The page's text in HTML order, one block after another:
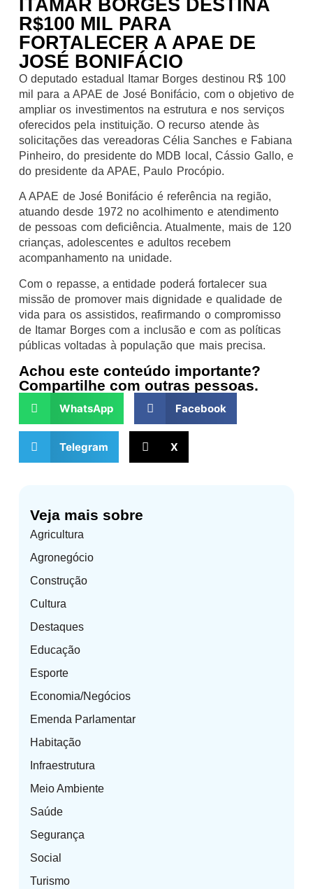
Veja mais sobre
Agricultura
Agronegócio
Construção
Cultura
Destaques
Educação
Esporte
Economia/Negócios
Emenda Parlamentar
Habitação
Infraestrutura
Meio Ambiente
Saúde
Segurança
Social
Turismo
ITAMAR BORGES DESTINA
R$100 MIL PARA
FORTALECER A APAE DE
JOSÉ BONIFÁCIO
O deputado estadual Itamar Borges destinou R$ 100
mil para a APAE de José Bonifácio, com o objetivo de
ampliar os investimentos na estrutura e nos serviços
oferecidos pela instituição. O recurso atende às
solicitações das vereadoras Célia Sanches e Fabiana
Pinheiro, do presidente do MDB local, Cássio Gallo, e
do presidente da APAE, Paulo Procópio.
A APAE de José Bonifácio é referência na região,
atuando desde 1972 no acolhimento e atendimento
de pessoas com deficiência. Atualmente, mais de 120
crianças, adolescentes e adultos recebem
acompanhamento na unidade.
Com o repasse, a entidade poderá fortalecer sua
missão de promover mais dignidade e qualidade de
vida para os assistidos, reafirmando o compromisso
de Itamar Borges com a inclusão e com as políticas
públicas voltadas à população que mais precisa.
Achou este conteúdo importante?
Compartilhe com outras pessoas.
WhatsApp Facebook
Telegram X